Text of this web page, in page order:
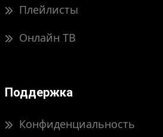
Плейлисты
Онлайн ТВ
Поддержка
Конфиденциальность